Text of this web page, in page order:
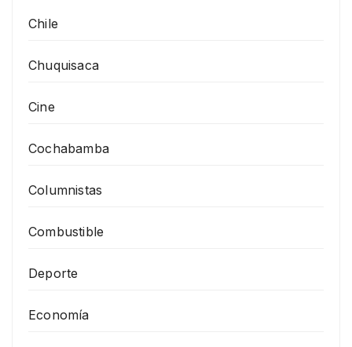
Chile
Chuquisaca
Cine
Cochabamba
Columnistas
Combustible
Deporte
Economía